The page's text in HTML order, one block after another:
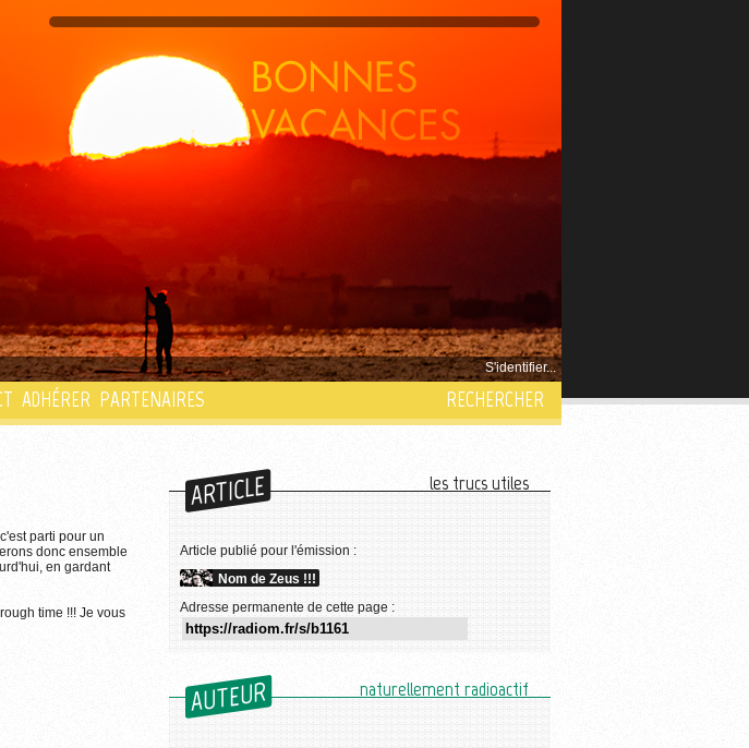
S'identifier...
ADHÉRER PARTENAIRES RECHERCHER
parti pour un
donc ensemble
en gardant
time !!! Je vous
ARTICLE les trucs utiles
Article publié pour l'émission :
Nom de Zeus !!!
Adresse permanente de cette page :
AUTEUR naturellement radioactif